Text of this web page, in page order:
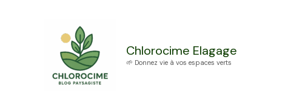
Chlorocime Elagage
🌱 Donnez vie à vos espaces verts